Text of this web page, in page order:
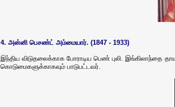
4. அன்னி பெசண்ட் அம்மையார். (1847 - 1933)
இந்திய விடுதலைக்காக போராடிய பெண் புலி. இங்கிலாந்தை
கொடுமைகளுக்காகவும் பாடுபட்டவர்.